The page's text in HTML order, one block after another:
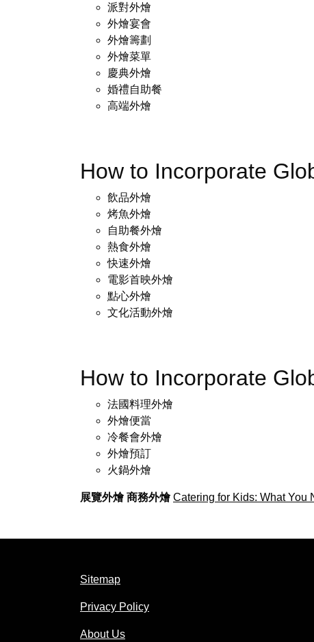
派對外燴
外燴宴會
外燴籌劃
外燴菜單
慶典外燴
婚禮自助餐
高端外燴
How to Incorporate
飲品外燴
烤魚外燴
自助餐外燴
熱食外燴
快速外燴
電影首映外燴
點心外燴
文化活動外燴
How to Incorporate
法國料理外燴
外燴便當
冷餐會外燴
外燴預訂
火鍋外燴
展覽外燴 商務外燴 Catering for Kids: What You
Sitemap
Privacy Policy
About Us